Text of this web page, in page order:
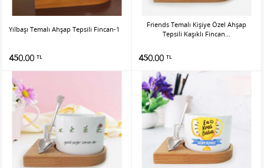
Yılbaşı Temalı Ahşap Tepsili Fincan-1
450.00 TL
Friends Temalı Kişiye Özel Ahşap
Tepsili Kaşıklı Fincan...
450.00 TL